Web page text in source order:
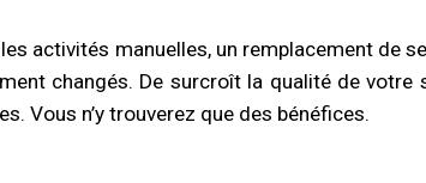
activités manuelles, un remplacement de
changés. De surcroît la qualité de
Vous n’y trouverez que des bénéfices.